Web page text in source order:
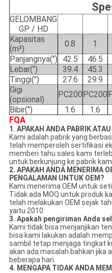
GELOMBANG
GP / HD
Kapasitas
(m³)
0.8 1
Panjangnya(")
42.5 46.5
Lebar(")
39.4 45.3
Tinggi(")
27.6 29.9
Gigi
(opsional)
PC200 PC200
Bibir(")
1.6 1.6
FQA
1. APAKAH ANDA PABRIK
Kami adalah pabrik yang
telah memperoleh sertifikasi
memberi tahu sales kami
untuk berkunjung ke pabrik
2. APAKAH ANDA MENERIMA
PENGALAMAN UNTUK OEM?
Kami menerima OEM untuk
Tidak ada MOQ untuk produk
telah melakukan OEM sejak
yaitu 2010
3. Apakah pengiriman Anda
Kami tidak bisa menjanjikan
bisa kami lakukan adalah
sambil tetap menjaga tingkat
akan ada masalah bahkan
beberapa hari.
4. MENGAPA TIDAK ANDA